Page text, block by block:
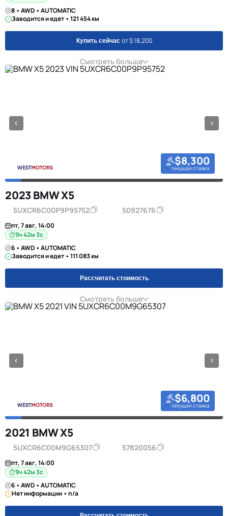
8 • AWD • AUTOMATIC
Заводится и едет • 121 454 км
Купить сейчас от $ 18,200
Смотреть больше
$8,300
текущая ставка
2023 BMW X5
5UXCR6C00P9P95752 50927676
пт, 7 авг, 14:00
9ч 42м 2с
6 • AWD • AUTOMATIC
Заводится и едет • 111 083 км
Рассчитать стоимость
Смотреть больше
$6,800
текущая ставка
2021 BMW X5
5UXCR6C00M9G65307 57820056
пт, 7 авг, 14:00
9ч 42м 2с
6 • AWD • AUTOMATIC
Нет информации • n/a